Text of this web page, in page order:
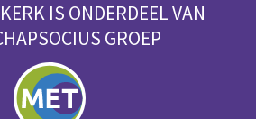
IS ONDERDEEL VAN
GROEP